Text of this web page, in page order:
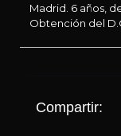
Madrid. 6 años, de
Obtención del
Compartir: